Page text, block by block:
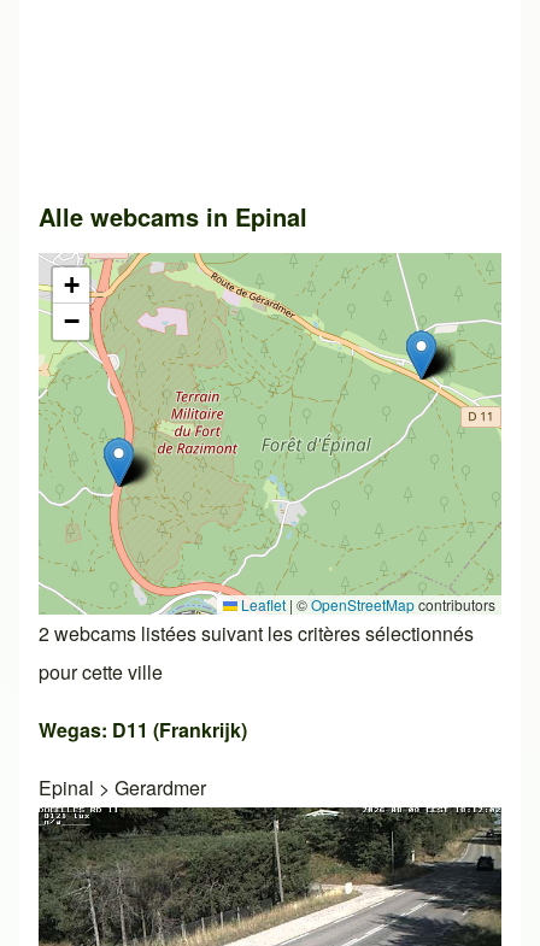
Alle webcams in Epinal
+
−
Leaflet | ©OpenStreetMapcontributors
2 webcams listées suivant les critères sélectionnés
pour cette ville
Wegas: D11 (Frankrijk)
Epinal > Gerardmer